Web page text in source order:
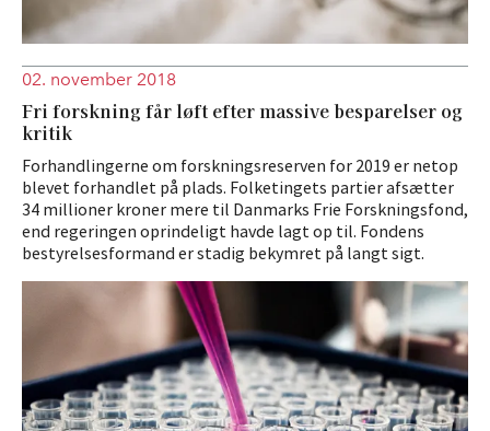
02. november 2018
Fri forskning får løft efter massive besparelser og
kritik
Forhandlingerne om forskningsreserven for 2019 er netop
blevet forhandlet på plads. Folketingets partier afsætter
34 millioner kroner mere til Danmarks Frie Forskningsfond,
end regeringen oprindeligt havde lagt op til. Fondens
bestyrelsesformand er stadig bekymret på langt sigt.